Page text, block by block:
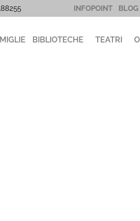
INFOPOINT BLOG
BIBLIOTECHE TEATRI